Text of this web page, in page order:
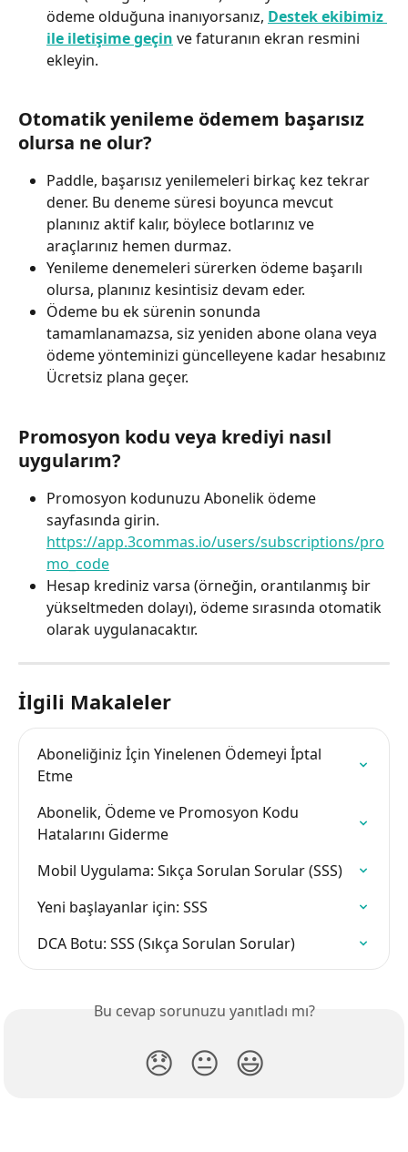
ödeme olduğuna inanıyorsanız, Destek ekibimiz
ile iletişime geçin ve faturanın ekran resmini
ekleyin.
Otomatik yenileme ödemem başarısız
olursa ne olur?
Paddle, başarısız yenilemeleri birkaç kez tekrar
dener. Bu deneme süresi boyunca mevcut
planınız aktif kalır, böylece botlarınız ve
araçlarınız hemen durmaz.
Yenileme denemeleri sürerken ödeme başarılı
olursa, planınız kesintisiz devam eder.
Ödeme bu ek sürenin sonunda
tamamlanamazsa, siz yeniden abone olana veya
ödeme yönteminizi güncelleyene kadar hesabınız
Ücretsiz plana geçer.
Promosyon kodu veya krediyi nasıl
uygularım?
Promosyon kodunuzu Abonelik ödeme
sayfasında girin.
https://app.3commas.io/users/subscriptions/pro
mo_code
Hesap krediniz varsa (örneğin, orantılanmış bir
yükseltmeden dolayı), ödeme sırasında otomatik
olarak uygulanacaktır.
İlgili Makaleler
Aboneliğiniz İçin Yinelenen Ödemeyi İptal
Etme
Abonelik, Ödeme ve Promosyon Kodu
Hatalarını Giderme
Mobil Uygulama: Sıkça Sorulan Sorular (SSS)
Yeni başlayanlar için: SSS
DCA Botu: SSS (Sıkça Sorulan Sorular)
Bu cevap sorunuzu yanıtladı mı?
😞 😐 😃